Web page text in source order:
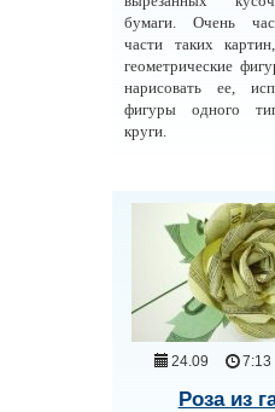
бумаги. Очень
части таких
геометрические
нарисовать ее,
фигуры одного
круги.
24.09 7:13
Роза из